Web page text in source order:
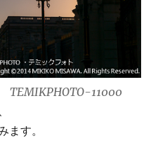
11000
ます。